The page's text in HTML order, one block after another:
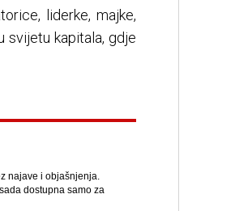
liderke, majke,
svijetu kapitala, gdje
najave i objašnjenja.
dostupna samo za